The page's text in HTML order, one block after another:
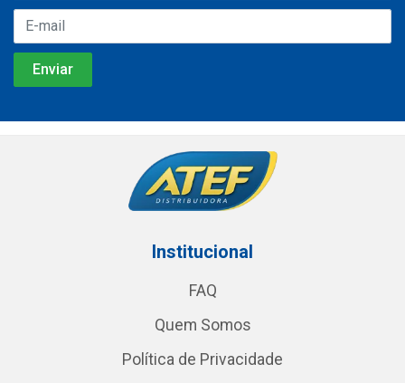
Institucional
FAQ
Quem Somos
Política de Privacidade